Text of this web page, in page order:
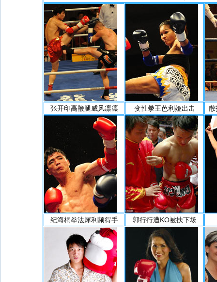
张开印高鞭腿威风凛凛 变性拳王芭利娅出击 散
纪海桐拳法犀利频得手 郭行行遭KO被扶下场